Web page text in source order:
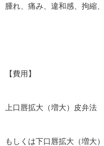
腫れ、痛み、違和感、拘縮
【費用】
上口唇拡大（増大）皮弁
もしくは下口唇拡大（増大